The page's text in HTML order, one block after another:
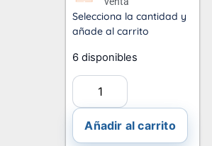
Selecciona la cantidad y
añade al carrito
6 disponibles
Añadir al carrito